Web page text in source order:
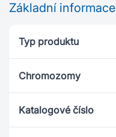
Základní informace
Typ produktu
Chromozomy
Katalogové číslo